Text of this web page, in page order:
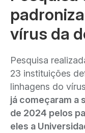
vírus da
Pesquisa
23 instituições
linhagens do
já começaram a
de 2024 pelos
eles a